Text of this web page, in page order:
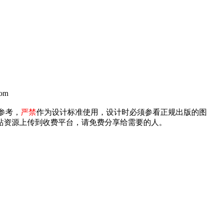
考， 严禁作为设计标准使用，设计时必须参看正规出版的图
源上传到收费平台，请免费分享给需要的人。